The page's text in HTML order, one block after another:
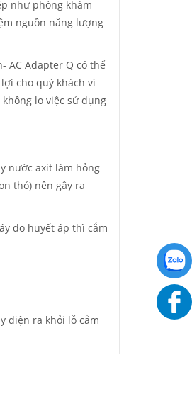
như phòng khám
nguồn năng lượng
AC Adapter Q có thể
cho quý khách vì
lo việc sử dụng
nước axit làm hỏng
thỏ) nên gây ra
đo huyết áp thì cắm
điện ra khỏi lỗ cắm